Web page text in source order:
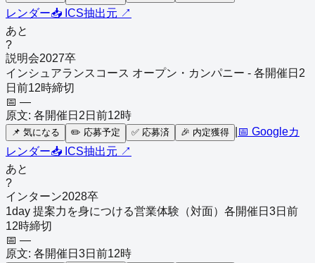
レンダー📥 ICS抽出元 ↗
あと
?
説明会2027卒
インシュアランスコース オープン・カンパニー - 各開催日2
日前12時締切
📅 —
原文: 各開催日2日前12時
📌 気になる ✏️ 応募予定 ✅ 応募済 🎉 内定獲得
📅 Googleカ
レンダー📥 ICS抽出元 ↗
あと
?
インターン2028卒
1day 提案力を身につける営業体験（対面）各開催日3日前
12時締切
📅 —
原文: 各開催日3日前12時